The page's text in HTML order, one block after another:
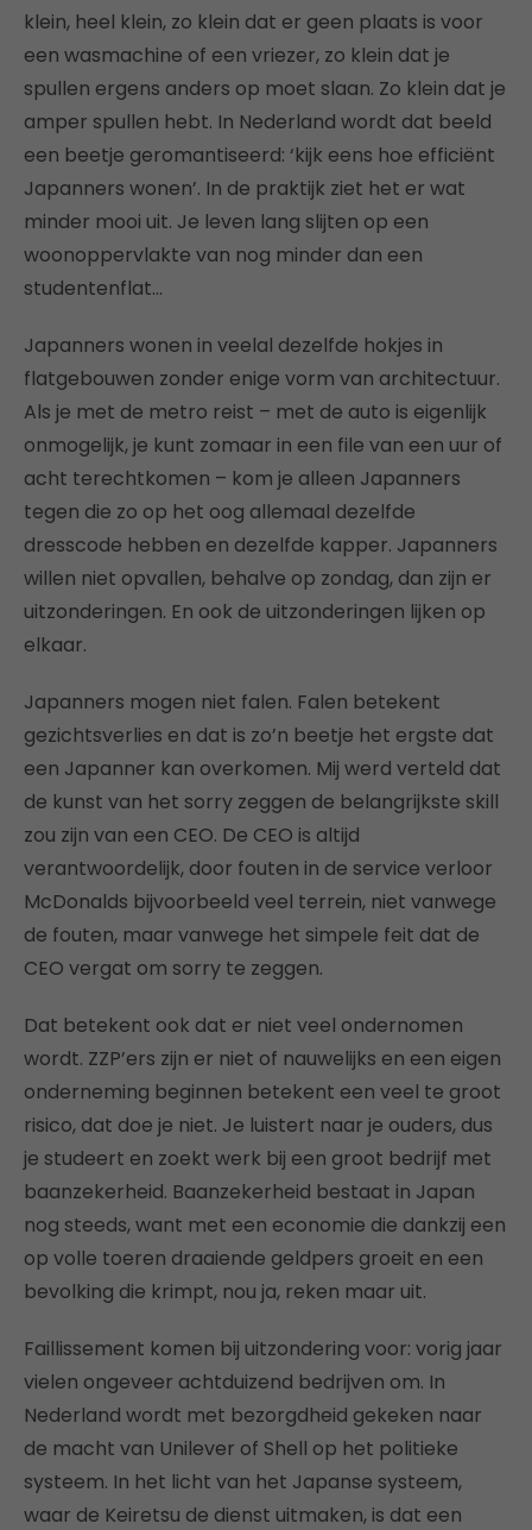
klein, heel klein, zo klein dat er geen plaats is voor
een wasmachine of een vriezer, zo klein dat je
spullen ergens anders op moet slaan. Zo klein dat je
amper spullen hebt. In Nederland wordt dat beeld
een beetje geromantiseerd: ‘kijk eens hoe efficiënt
Japanners wonen’. In de praktijk ziet het er wat
minder mooi uit. Je leven lang slijten op een
woonoppervlakte van nog minder dan een
studentenflat…
Japanners wonen in veelal dezelfde hokjes in
flatgebouwen zonder enige vorm van architectuur.
Als je met de metro reist – met de auto is eigenlijk
onmogelijk, je kunt zomaar in een file van een uur of
acht terechtkomen – kom je alleen Japanners
tegen die zo op het oog allemaal dezelfde
dresscode hebben en dezelfde kapper. Japanners
willen niet opvallen, behalve op zondag, dan zijn er
uitzonderingen. En ook de uitzonderingen lijken op
elkaar.
Japanners mogen niet falen. Falen betekent
gezichtsverlies en dat is zo’n beetje het ergste dat
een Japanner kan overkomen. Mij werd verteld dat
de kunst van het sorry zeggen de belangrijkste skill
zou zijn van een CEO. De CEO is altijd
verantwoordelijk, door fouten in de service verloor
McDonalds bijvoorbeeld veel terrein, niet vanwege
de fouten, maar vanwege het simpele feit dat de
CEO vergat om sorry te zeggen.
Dat betekent ook dat er niet veel ondernomen
wordt. ZZP’ers zijn er niet of nauwelijks en een eigen
onderneming beginnen betekent een veel te groot
risico, dat doe je niet. Je luistert naar je ouders, dus
je studeert en zoekt werk bij een groot bedrijf met
baanzekerheid. Baanzekerheid bestaat in Japan
nog steeds, want met een economie die dankzij een
op volle toeren draaiende geldpers groeit en een
bevolking die krimpt, nou ja, reken maar uit.
Faillissement komen bij uitzondering voor: vorig jaar
vielen ongeveer achtduizend bedrijven om. In
Nederland wordt met bezorgdheid gekeken naar
de macht van Unilever of Shell op het politieke
systeem. In het licht van het Japanse systeem,
waar de Keiretsu de dienst uitmaken, is dat een